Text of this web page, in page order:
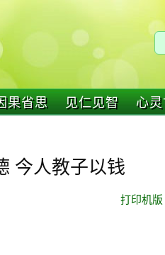
果省思 见仁见智 心
今人教子以钱
打印机版